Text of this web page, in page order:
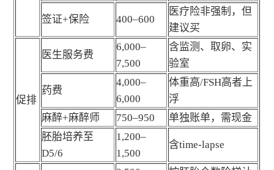
签证+保险 400–600
医疗险非强制，但
建议买
促排
医生服务费
6,000–
7,500
含监测、取卵、实
验室
药费
4,000–
6,000
体重高/FSH高者上
浮
麻醉+麻醉师
750–950
单独账单，需现金
胚胎培养至
D5/6
1,200–
1,500
含time-lapse